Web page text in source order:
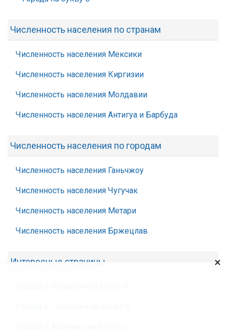
Численность населения по странам
Численность населения Мексики
Численность населения Киргизии
Численность населения Молдавии
Численность населения Антигуа и Барбуда
Численность населения по городам
Численность населения Ганьчжоу
Численность населения Чугучак
Численность населения Метари
Численность населения Бржецлав
Интересные страницы ×